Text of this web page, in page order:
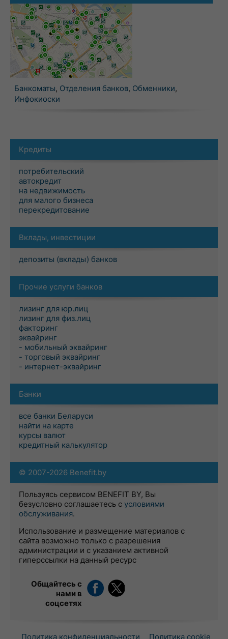
Банкоматы, Отделения банков, Обменники,
Инфокиоски
Кредиты
потребительский
автокредит
на недвижимость
для малого бизнеса
перекредитование
Вклады, инвестиции
депозиты (вклады) банков
Прочие услуги банков
лизинг для юр.лиц
лизинг для физ.лиц
факторинг
эквайринг
- мобильный эквайринг
- торговый эквайринг
- интернет-эквайринг
Банки
все банки Беларуси
найти на карте
курсы валют
кредитный калькулятор
© 2007-2026 Benefit.by
Пользуясь сервисом BENEFIT BY, Вы
безусловно соглашаетесь с условиями
обслуживания.
Использование и размещение материалов с
сайта возможно только с разрешения
администрации и с указанием активной
гиперссылки на данный ресурс
Общайтесь с
нами в
соцсетях
Политика конфиденциальности Политика cookie